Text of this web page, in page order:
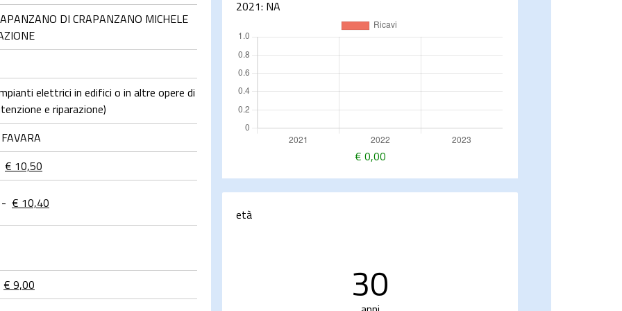
DI CRAPANZANO MICHELE
elettrici in edifici o in altre opere di
e riparazione)
€ 10,50
- € 10,40
€ 9,00
2021: NA
€ 0,00
età
30